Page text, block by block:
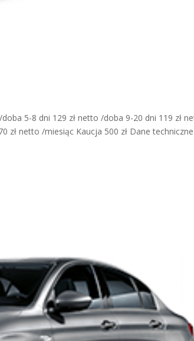
5-8 dni 129 zł netto /doba 9-20 dni 119 zł
zł netto /miesiąc Kaucja 500 zł Dane techniczne